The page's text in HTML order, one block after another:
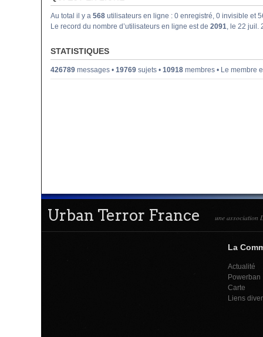
Au total il y a 568 utilisateurs en ligne : 0 enregistré, 0 invisible et
Le record du nombre d’utilisateurs en ligne est de 2091, le 22 juil.
STATISTIQUES
426789 messages • 19769 sujets • 10918 membres • Le membre
Urban Terror France une association
La
Actualité
Powerban
Carte
Liens